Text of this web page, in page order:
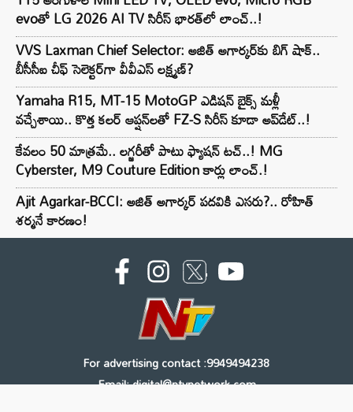
evoతో LG 2026 AI TV సిరీస్ భారత్‌లో లాంచ్..!
VVS Laxman Chief Selector: అజిత్ అగార్కర్‌కు బిగ్ షాక్..
బీసీసీఐ చీఫ్ సెలెక్టర్‌గా వీవీఎస్ లక్ష్మణ్?
Yamaha R15, MT-15 MotoGP ఎడిషన్ బైక్స్ మళ్లీ
వచ్చేశాయి.. కొత్త కలర్ ఆప్షన్‌లతో FZ-S సిరీస్ కూడా అప్‌డేట్..!
కేవలం 50 మాత్రమే.. లగ్జరీతో పాటు ఫ్యాషన్ టచ్..! MG
Cyberster, M9 Couture Edition కార్లు లాంచ్.!
Ajit Agarkar-BCCI: అజిత్ అగార్కర్ పదవికి ఎసరు?.. రోహిత్
శర్మనే కారణం!
For advertising contact :9949494238
Email: digital@ntvnetwork.com